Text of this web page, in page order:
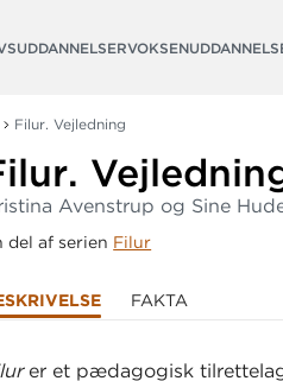
Filur. Vejledning
Avenstrup og Sine
del af serien Filur
FAKTA
er et pædagogisk